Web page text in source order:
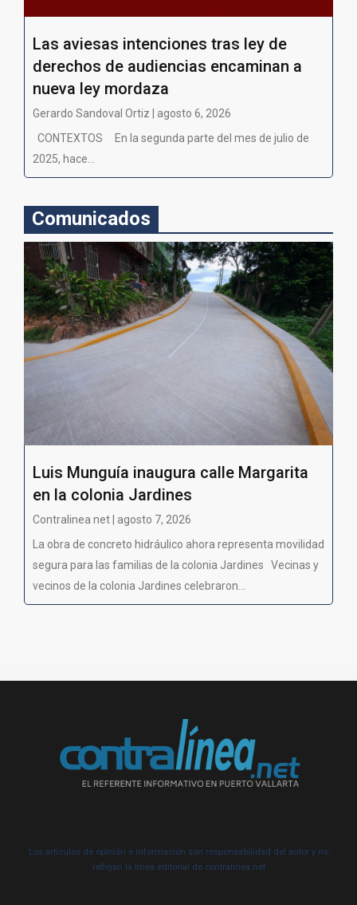
Las aviesas intenciones tras ley de
derechos de audiencias encaminan a
nueva ley mordaza
Gerardo Sandoval Ortiz | agosto 6, 2026
CONTEXTOS En la segunda parte del mes de julio de
2025, hace...
Comunicados
Luis Munguía inaugura calle Margarita
en la colonia Jardines
Contralinea net | agosto 7, 2026
La obra de concreto hidráulico ahora representa movilidad
segura para las familias de la colonia Jardines Vecinas y
vecinos de la colonia Jardines celebraron...
Los artículos de opinión e información son responsabilidad del autor y no
reflejan la línea editorial de contralínea.net